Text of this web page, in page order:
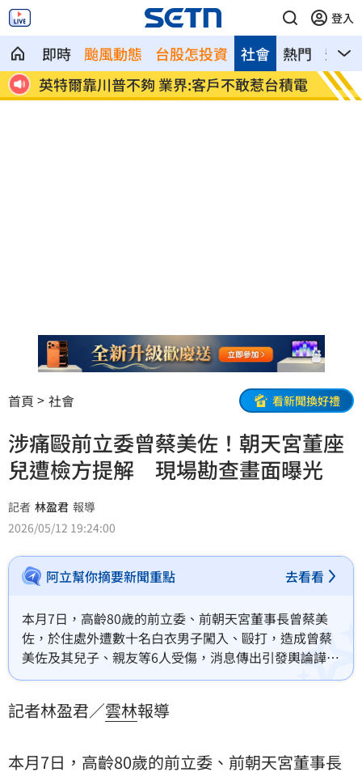
登入
即時 颱風動態 台股怎投資 熱門 影音
社會
電 「最美變性人」揭離婚真相 自曝主動放
手
慈濟
首頁 社會 看新聞換好禮
涉痛毆前立委曾蔡美佐！朝天宮董座
兒遭檢方提解 現場勘查畫面曝光
記者 林盈君 報導
2026/05/12 19:24:00
阿立幫你摘要新聞重點 去看看
本月7日，高齡80歲的前立委、前朝天宮董事長曾蔡美
佐，於住處外遭數十名白衣男子闖入、毆打，造成曾蔡
美佐及其兒子、親友等6人受傷，消息傳出引發輿論譁
然，檢警獲報後展開追查，陸續拘提21人到案，其中，
向法院聲請羈押蔡晉財獲准。今（12日），檢察官親自
記者林盈君／雲林報導
本月7日，高齡80歲的前立委、前朝天宮董事長